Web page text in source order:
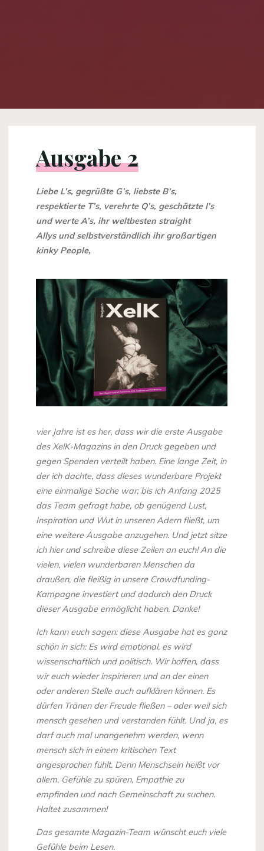
Ausgabe 2
Liebe L’s, gegrüßte G’s, liebste B’s,
respektierte T’s, verehrte Q’s, geschätzte I’s
und werte A’s, ihr weltbesten straight
Allys und selbstverständlich ihr großartigen
kinky People,
vier Jahre ist es her, dass wir die erste Ausgabe
des XelK-Magazins in den Druck gegeben und
gegen Spenden verteilt haben. Eine lange Zeit, in
der ich dachte, dass dieses wunderbare Projekt
eine einmalige Sache war; bis ich Anfang 2025
das Team gefragt habe, ob genügend Lust,
Inspiration und Wut in unseren Adern fließt, um
eine weitere Ausgabe anzugehen. Und jetzt sitze
ich hier und schreibe diese Zeilen an euch! An die
vielen, vielen wunderbaren Menschen da
draußen, die fleißig in unsere Crowdfunding-
Kampagne investiert und dadurch den Druck
dieser Ausgabe ermöglicht haben. Danke!
Ich kann euch sagen: diese Ausgabe hat es ganz
schön in sich: Es wird emotional, es wird
wissenschaftlich und politisch. Wir hoffen, dass
wir euch wieder inspirieren und an der einen
oder anderen Stelle auch aufklären können. Es
dürfen Tränen der Freude fließen – oder weil sich
mensch gesehen und verstanden fühlt. Und ja, es
darf auch mal unangenehm werden, wenn
mensch sich in einem kritischen Text
angesprochen fühlt. Denn Menschsein heißt vor
allem, Gefühle zu spüren, Empathie zu
empfinden und nach Gemeinschaft zu suchen.
Haltet zusammen!
Das gesamte Magazin-Team wünscht euch viele
Gefühle beim Lesen.